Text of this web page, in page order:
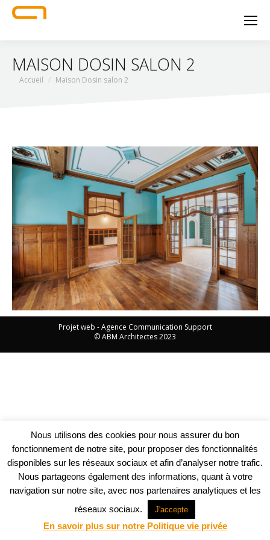
MAISON DOSIN SALON 2
Vous êtes ici :
Accueil Maison Dosin salon 2
Projet web -Agence Communication Support
© ABM Architectes 2023
Nous utilisons des cookies pour nous assurer du bon
fonctionnement de notre site, pour proposer des fonctionnalités
disponibles sur les réseaux sociaux et afin d’analyser notre trafic.
Nous partageons également des informations, quant à votre
navigation sur notre site, avec nos partenaires analytiques et les
réseaux sociaux.
J'accepte
En savoir plus sur notre Politique vie privée